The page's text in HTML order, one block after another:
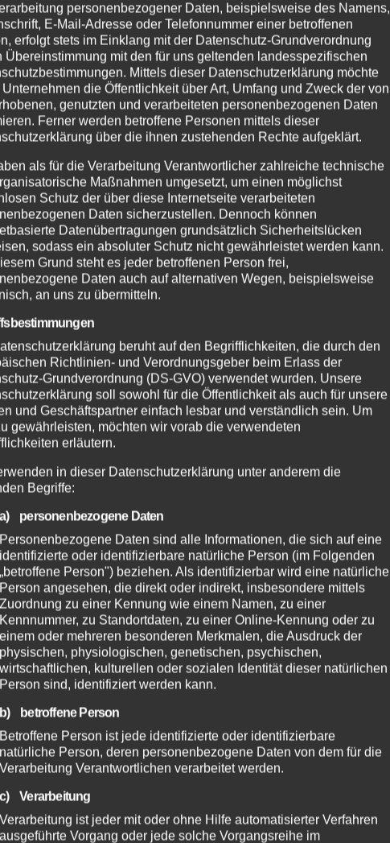
personenbezogener Daten, beispielsweise des Namens,
E-Mail-Adresse oder Telefonnummer einer betroffenen
erfolgt stets im Einklang mit der Datenschutz-Grundverordnung
Übereinstimmung mit den für uns geltenden landesspezifischen
Mittels dieser Datenschutzerklärung möchte
Unternehmen die Öffentlichkeit über Art, Umfang und Zweck der von
genutzten und verarbeiteten personenbezogenen Daten
Ferner werden betroffene Personen mittels dieser
über die ihnen zustehenden Rechte aufgeklärt.
als für die Verarbeitung Verantwortlicher zahlreiche technische
Maßnahmen umgesetzt, um einen möglichst
Schutz der über diese Internetseite verarbeiteten
Daten sicherzustellen. Dennoch können
Datenübertragungen grundsätzlich Sicherheitslücken
sodass ein absoluter Schutz nicht gewährleistet werden kann.
Grund steht es jeder betroffenen Person frei,
Daten auch auf alternativen Wegen, beispielsweise
an uns zu übermitteln.
beruht auf den Begrifflichkeiten, die durch den
Richtlinien- und Verordnungsgeber beim Erlass der
Grundverordnung (DS-GVO) verwendet wurden. Unsere
soll sowohl für die Öffentlichkeit als auch für unsere
und Geschäftspartner einfach lesbar und verständlich sein. Um
gewährleisten, möchten wir vorab die verwendeten
erläutern.
in dieser Datenschutzerklärung unter anderem die
Begriffe:
a) personenbezogene Daten
Personenbezogene Daten sind alle Informationen, die sich auf eine
identifizierte oder identifizierbare natürliche Person (im Folgenden
„betroffene Person") beziehen. Als identifizierbar wird eine natürliche
Person angesehen, die direkt oder indirekt, insbesondere mittels
Zuordnung zu einer Kennung wie einem Namen, zu einer
Kennnummer, zu Standortdaten, zu einer Online-Kennung oder zu
einem oder mehreren besonderen Merkmalen, die Ausdruck der
physischen, physiologischen, genetischen, psychischen,
wirtschaftlichen, kulturellen oder sozialen Identität dieser natürlichen
Person sind, identifiziert werden kann.
b) betroffene Person
Betroffene Person ist jede identifizierte oder identifizierbare
natürliche Person, deren personenbezogene Daten von dem für die
Verarbeitung Verantwortlichen verarbeitet werden.
c) Verarbeitung
Verarbeitung ist jeder mit oder ohne Hilfe automatisierter Verfahren
ausgeführte Vorgang oder jede solche Vorgangsreihe im